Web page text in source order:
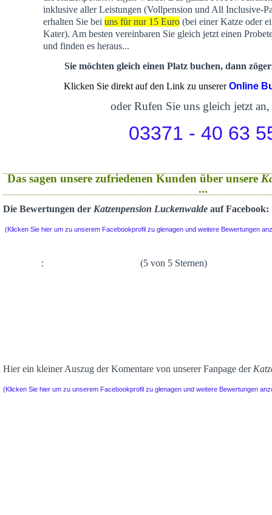
inklusive aller Leistungen (Vollpension und All Inclusive-
erhalten Sie bei uns für nur 15 Euro(bei einer Katze oder
Kater). Am besten vereinbaren Sie gleich jetzt einen
und finden es heraus...
Sie möchten gleich einen Platz buchen, dann
Klicken Sie direkt auf den Link zu unsererOnline
oder Rufen Sie uns gleich jetzt an,
03371 - 40 63
Das sagen unsere zufriedenen Kunden über unsere
...
Die Bewertungen der Katzenpension Luckenwalde auf Facebook:
(Klicken Sie hier um zu unserem Facebookprofil zu glenagen und weitere Bewertungen
: (5 von 5 Sternen)
Hier ein kleiner Auszug der Komentare von unserer Fanpage der
(Klicken Sie hier um zu unserem Facebookprofil zu glenagen und weitere Bewertungen